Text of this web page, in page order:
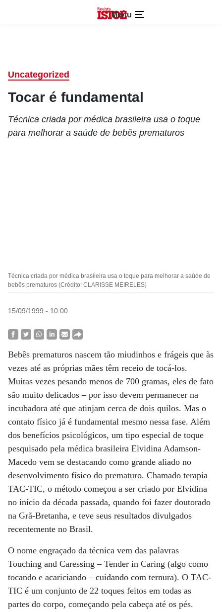
Menu
Uncategorized
Tocar é fundamental
Técnica criada por médica brasileira usa o toque
para melhorar a saúde de bebês prematuros
Técnica criada por médica brasileira usa o toque para melhorar a saúde de
bebês prematuros (Crédito: CLARISSE MEIRELES)
15/09/1999 - 10:00
Bebês prematuros nascem tão miudinhos e frágeis que às
vezes até as próprias mães têm receio de tocá-los.
Muitas vezes pesando menos de 700 gramas, eles de fato
são muito delicados – por isso devem permanecer na
incubadora até que atinjam cerca de dois quilos. Mas o
contato físico já é fundamental mesmo nessa fase. Além
dos benefícios psicológicos, um tipo especial de toque
pesquisado pela médica brasileira Elvidina Adamson-
Macedo vem se destacando como grande aliado no
desenvolvimento físico do prematuro. Chamado terapia
TAC-TIC, o método começou a ser criado por Elvidina
no início da década passada, quando foi fazer doutorado
na Grã-Bretanha, e teve seus resultados divulgados
recentemente no Brasil.
O nome engraçado da técnica vem das palavras
Touching and Caressing – Tender in Caring (algo como
tocando e acariciando – cuidando com ternura). O TAC-
TIC é um conjunto de 22 toques feitos em todas as
partes do corpo, começando pela cabeça até os pés.